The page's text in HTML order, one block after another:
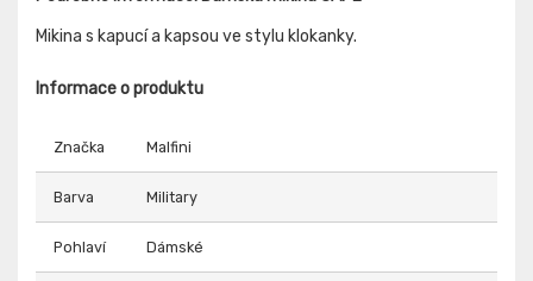
Mikina s kapucí a kapsou ve stylu klokanky.
Informace o produktu
Značka Malfini
Barva Military
Pohlaví Dámské